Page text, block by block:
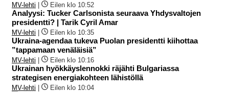
MV-lehti | Eilen klo 10:52
Analyysi: Tucker Carlsonista seuraava Yhdysvaltojen
presidentti? | Tarik Cyril Amar
MV-lehti | Eilen klo 10:35
Ukraina-agendaa tukeva Puolan presidentti kiihottaa
”tappamaan venäläisiä”
MV-lehti | Eilen klo 10:16
Ukrainan hyökkäyslennokki räjähti Bulgariassa
strategisen energiakohteen lähistöllä
MV-lehti | Eilen klo 10:04